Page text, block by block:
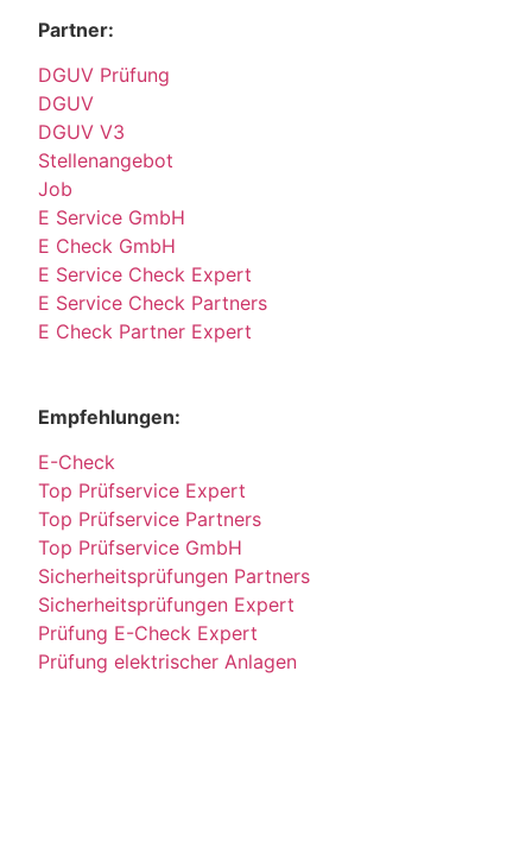
Partner:
DGUV Prüfung
DGUV
DGUV V3
Stellenangebot
Job
E Service GmbH
E Check GmbH
E Service Check Expert
E Service Check Partners
E Check Partner Expert
Empfehlungen:
E-Check
Top Prüfservice Expert
Top Prüfservice Partners
Top Prüfservice GmbH
Sicherheitsprüfungen Partners
Sicherheitsprüfungen Expert
Prüfung E-Check Expert
Prüfung elektrischer Anlagen